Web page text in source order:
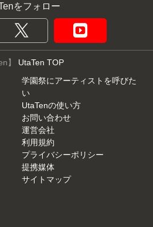
をフォロー
】 UtaTen TOP
学園祭にアーティストを呼びた
い
UtaTenの使い方
お問い合わせ
運営会社
利用規約
プライバシーポリシー
提携媒体
サイトマップ